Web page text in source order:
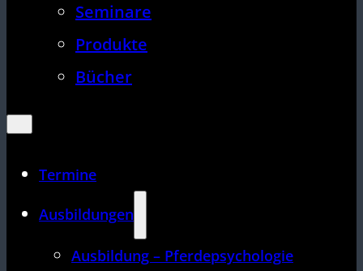
Seminare
Produkte
Bücher
Termine
Ausbildungen
Ausbildung – Pferdepsychologie